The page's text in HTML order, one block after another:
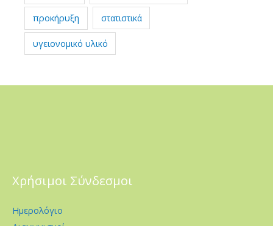
προκήρυξη στατιστικά
υγειονομικό υλικό
Χρήσιμοι Σύνδεσμοι
Ημερολόγιο